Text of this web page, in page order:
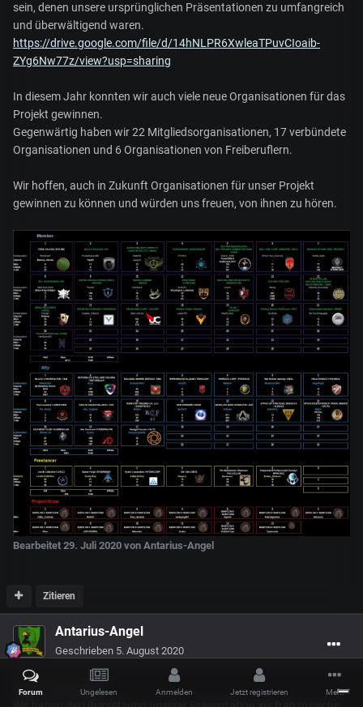
sein, denen unsere ursprünglichen Präsentationen zu umfangreich
und überwältigend waren.
https://drive.google.com/file/d/14hNLPR6XwleaTPuvCIoaib-
ZYg6Nw77z/view?usp=sharing
In diesem Jahr konnten wir auch viele neue Organisationen für das
Projekt gewinnen.
Gegenwärtig haben wir 22 Mitgliedsorganisationen, 17 verbündete
Organisationen und 6 Organisationen von Freiberuflern.
Wir hoffen, auch in Zukunft Organisationen für unser Projekt
gewinnen zu können und würden uns freuen, von ihnen zu hören.
Bearbeitet 29. Juli 2020 von Antarius-Angel
Zitieren
Antarius-Angel
Geschrieben 5. August 2020
News, 05.08.2020
Forum Ungelesen Anmelden Jetzt registrieren Mehr